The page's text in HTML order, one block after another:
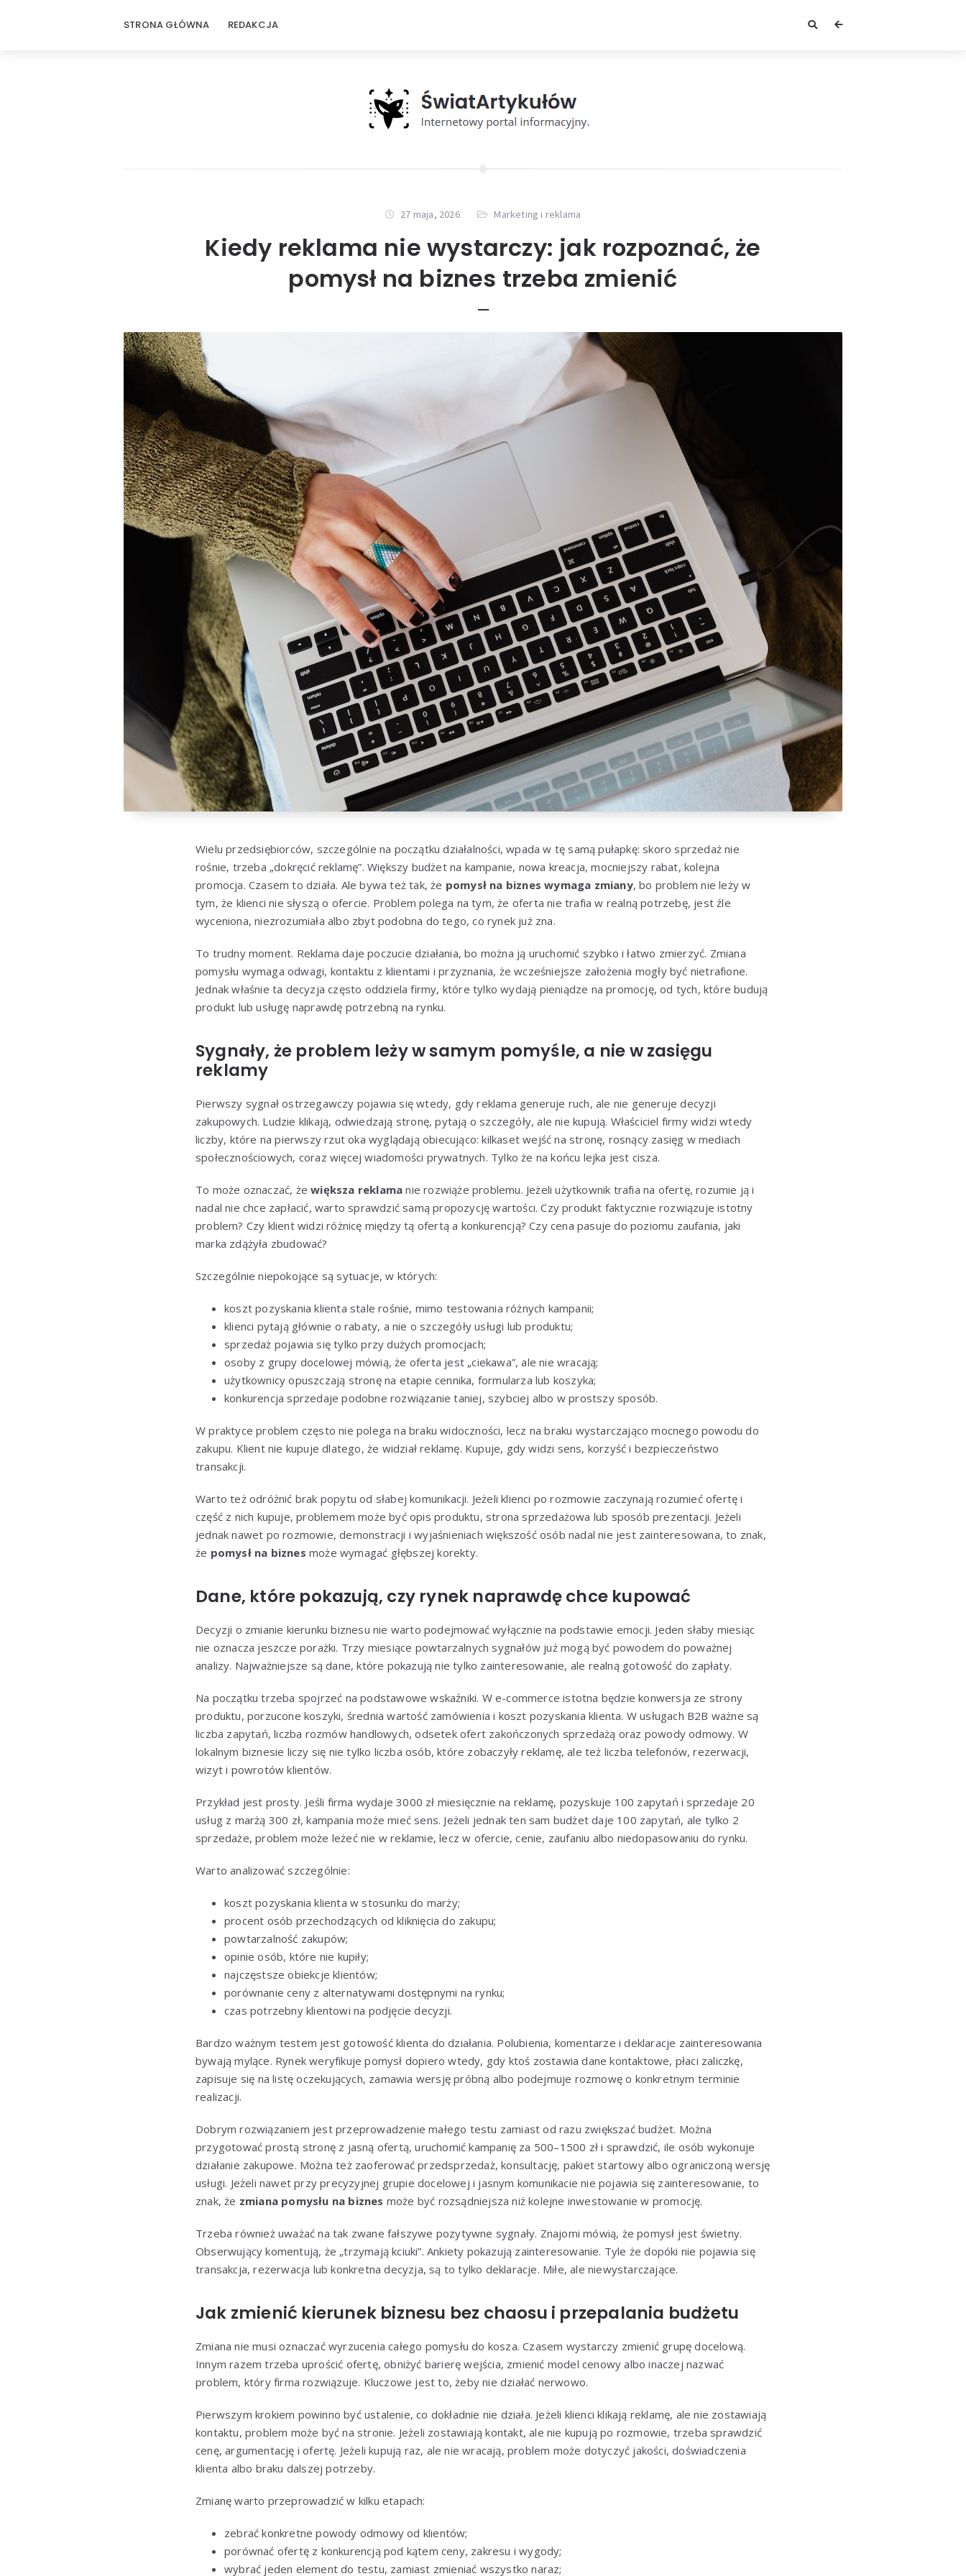
STRONA GŁÓWNA REDAKCJA
27 maja, 2026 Marketing i reklama
Kiedy reklama nie wystarczy: jak rozpoznać, że
pomysł na biznes trzeba zmienić
Wielu przedsiębiorców, szczególnie na początku działalności, wpada w tę samą pułapkę: skoro sprzedaż nie
rośnie, trzeba „dokręcić reklamę”. Większy budżet na kampanie, nowa kreacja, mocniejszy rabat, kolejna
promocja. Czasem to działa. Ale bywa też tak, że pomysł na biznes wymaga zmiany, bo problem nie leży w
tym, że klienci nie słyszą o ofercie. Problem polega na tym, że oferta nie trafia w realną potrzebę, jest źle
wyceniona, niezrozumiała albo zbyt podobna do tego, co rynek już zna.
To trudny moment. Reklama daje poczucie działania, bo można ją uruchomić szybko i łatwo zmierzyć. Zmiana
pomysłu wymaga odwagi, kontaktu z klientami i przyznania, że wcześniejsze założenia mogły być nietrafione.
Jednak właśnie ta decyzja często oddziela firmy, które tylko wydają pieniądze na promocję, od tych, które budują
produkt lub usługę naprawdę potrzebną na rynku.
Sygnały, że problem leży w samym pomyśle, a nie w zasięgu
reklamy
Pierwszy sygnał ostrzegawczy pojawia się wtedy, gdy reklama generuje ruch, ale nie generuje decyzji
zakupowych. Ludzie klikają, odwiedzają stronę, pytają o szczegóły, ale nie kupują. Właściciel firmy widzi wtedy
liczby, które na pierwszy rzut oka wyglądają obiecująco: kilkaset wejść na stronę, rosnący zasięg w mediach
społecznościowych, coraz więcej wiadomości prywatnych. Tylko że na końcu lejka jest cisza.
To może oznaczać, żewiększa reklama nie rozwiąże problemu. Jeżeli użytkownik trafia na ofertę, rozumie ją i
nadal nie chce zapłacić, warto sprawdzić samą propozycję wartości. Czy produkt faktycznie rozwiązuje istotny
problem? Czy klient widzi różnicę między tą ofertą a konkurencją? Czy cena pasuje do poziomu zaufania, jaki
marka zdążyła zbudować?
Szczególnie niepokojące są sytuacje, w których:
koszt pozyskania klienta stale rośnie, mimo testowania różnych kampanii;
klienci pytają głównie o rabaty, a nie o szczegóły usługi lub produktu;
sprzedaż pojawia się tylko przy dużych promocjach;
osoby z grupy docelowej mówią, że oferta jest „ciekawa”, ale nie wracają;
użytkownicy opuszczają stronę na etapie cennika, formularza lub koszyka;
konkurencja sprzedaje podobne rozwiązanie taniej, szybciej albo w prostszy sposób.
W praktyce problem często nie polega na braku widoczności, lecz na braku wystarczająco mocnego powodu do
zakupu. Klient nie kupuje dlatego, że widział reklamę. Kupuje, gdy widzi sens, korzyść i bezpieczeństwo
transakcji.
Warto też odróżnić brak popytu od słabej komunikacji. Jeżeli klienci po rozmowie zaczynają rozumieć ofertę i
część z nich kupuje, problemem może być opis produktu, strona sprzedażowa lub sposób prezentacji. Jeżeli
jednak nawet po rozmowie, demonstracji i wyjaśnieniach większość osób nadal nie jest zainteresowana, to znak,
że pomysł na biznes może wymagać głębszej korekty.
Dane, które pokazują, czy rynek naprawdę chce kupować
Decyzji o zmianie kierunku biznesu nie warto podejmować wyłącznie na podstawie emocji. Jeden słaby miesiąc
nie oznacza jeszcze porażki. Trzy miesiące powtarzalnych sygnałów już mogą być powodem do poważnej
analizy. Najważniejsze są dane, które pokazują nie tylko zainteresowanie, ale realną gotowość do zapłaty.
Na początku trzeba spojrzeć na podstawowe wskaźniki. W e-commerce istotna będzie konwersja ze strony
produktu, porzucone koszyki, średnia wartość zamówienia i koszt pozyskania klienta. W usługach B2B ważne są
liczba zapytań, liczba rozmów handlowych, odsetek ofert zakończonych sprzedażą oraz powody odmowy. W
lokalnym biznesie liczy się nie tylko liczba osób, które zobaczyły reklamę, ale też liczba telefonów, rezerwacji,
wizyt i powrotów klientów.
Przykład jest prosty. Jeśli firma wydaje 3000 zł miesięcznie na reklamę, pozyskuje 100 zapytań i sprzedaje 20
usług z marżą 300 zł, kampania może mieć sens. Jeżeli jednak ten sam budżet daje 100 zapytań, ale tylko 2
sprzedaże, problem może leżeć nie w reklamie, lecz w ofercie, cenie, zaufaniu albo niedopasowaniu do rynku.
Warto analizować szczególnie:
koszt pozyskania klienta w stosunku do marży;
procent osób przechodzących od kliknięcia do zakupu;
powtarzalność zakupów;
opinie osób, które nie kupiły;
najczęstsze obiekcje klientów;
porównanie ceny z alternatywami dostępnymi na rynku;
czas potrzebny klientowi na podjęcie decyzji.
Bardzo ważnym testem jest gotowość klienta do działania. Polubienia, komentarze i deklaracje zainteresowania
bywają mylące. Rynek weryfikuje pomysł dopiero wtedy, gdy ktoś zostawia dane kontaktowe, płaci zaliczkę,
zapisuje się na listę oczekujących, zamawia wersję próbną albo podejmuje rozmowę o konkretnym terminie
realizacji.
Dobrym rozwiązaniem jest przeprowadzenie małego testu zamiast od razu zwiększać budżet. Można
przygotować prostą stronę z jasną ofertą, uruchomić kampanię za 500–1500 zł i sprawdzić, ile osób wykonuje
działanie zakupowe. Można też zaoferować przedsprzedaż, konsultację, pakiet startowy albo ograniczoną wersję
usługi. Jeżeli nawet przy precyzyjnej grupie docelowej i jasnym komunikacie nie pojawia się zainteresowanie, to
znak, że zmiana pomysłu na biznes może być rozsądniejsza niż kolejne inwestowanie w promocję.
Trzeba również uważać na tak zwane fałszywe pozytywne sygnały. Znajomi mówią, że pomysł jest świetny.
Obserwujący komentują, że „trzymają kciuki”. Ankiety pokazują zainteresowanie. Tyle że dopóki nie pojawia się
transakcja, rezerwacja lub konkretna decyzja, są to tylko deklaracje. Miłe, ale niewystarczające.
Jak zmienić kierunek biznesu bez chaosu i przepalania budżetu
Zmiana nie musi oznaczać wyrzucenia całego pomysłu do kosza. Czasem wystarczy zmienić grupę docelową.
Innym razem trzeba uprościć ofertę, obniżyć barierę wejścia, zmienić model cenowy albo inaczej nazwać
problem, który firma rozwiązuje. Kluczowe jest to, żeby nie działać nerwowo.
Pierwszym krokiem powinno być ustalenie, co dokładnie nie działa. Jeżeli klienci klikają reklamę, ale nie zostawiają
kontaktu, problem może być na stronie. Jeżeli zostawiają kontakt, ale nie kupują po rozmowie, trzeba sprawdzić
cenę, argumentację i ofertę. Jeżeli kupują raz, ale nie wracają, problem może dotyczyć jakości, doświadczenia
klienta albo braku dalszej potrzeby.
Zmianę warto przeprowadzić w kilku etapach:
zebrać konkretne powody odmowy od klientów;
porównać ofertę z konkurencją pod kątem ceny, zakresu i wygody;
wybrać jeden element do testu, zamiast zmieniać wszystko naraz;